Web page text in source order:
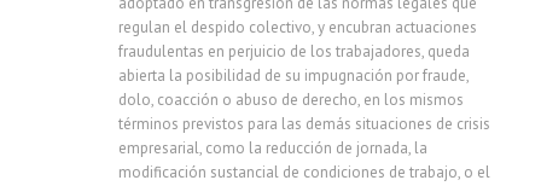
regulan el despido colectivo, y encubran actuaciones
fraudulentas en perjuicio de los trabajadores, queda
abierta la posibilidad de su impugnación por fraude,
dolo, coacción o abuso de derecho, en los mismos
términos previstos para las demás situaciones de crisis
empresarial, como la reducción de jornada, la
modificación sustancial de condiciones de trabajo, o el